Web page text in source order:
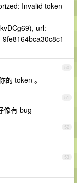
Invalid token
url:
9fe8164bca30c8c1-
50
token 。
51
像有 bug
52
53